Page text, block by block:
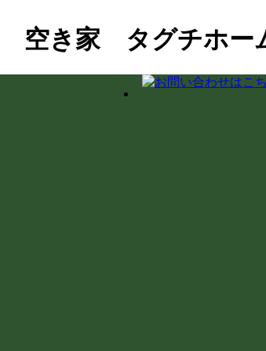
き家 タグチホー
りの石や妙応寺架道橋を巡る
生活＆民泊活用を支援！
定）の重要性
のご相談
意点と水漏れ対策
アル
麗な職場環境を保つ手順とコツ
ート工事
加レポート
ン・グループホーム等の最新事例と注意点